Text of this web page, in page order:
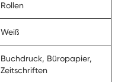
Rollen
Weiß
Buchdruck, Büropapier,
Zeitschriften